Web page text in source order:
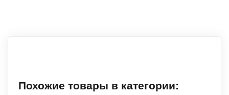
Похожие товары в категории: